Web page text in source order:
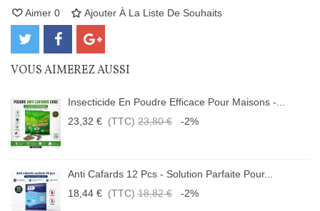
Aimer 0 Ajouter À La Liste De Souhaits
VOUS AIMEREZ AUSSI
Insecticide En Poudre Efficace Pour Maisons -...
23,32 € (TTC) 23,80 € -2%
Anti Cafards 12 Pcs - Solution Parfaite Pour...
18,44 € (TTC) 18,82 € -2%